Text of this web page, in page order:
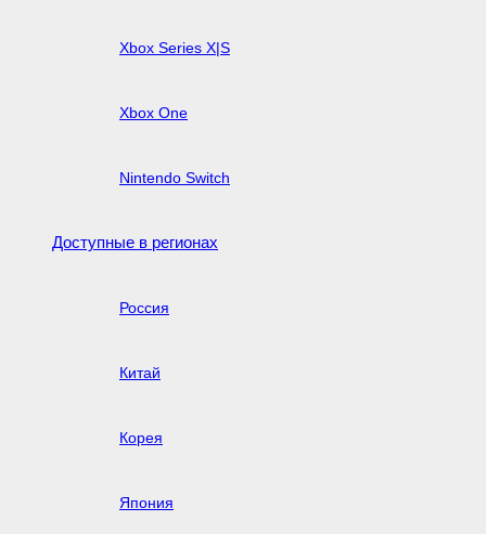
Xbox Series X|S
Xbox One
Nintendo Switch
Доступные в регионах
Россия
Китай
Корея
Япония